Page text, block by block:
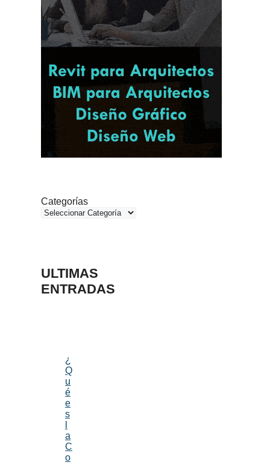
Categorías
ULTIMAS
ENTRADAS
¿
Q
u
é
e
s
a
C
o